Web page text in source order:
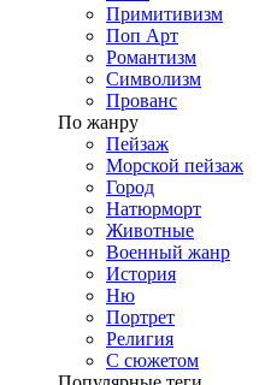
Примитивизм
Поп Арт
Романтизм
Символизм
Прованс
По жанру
Пейзаж
Морской пейзаж
Город
Натюрморт
Животные
Военный жанр
История
Ню
Портрет
Религия
С сюжетом